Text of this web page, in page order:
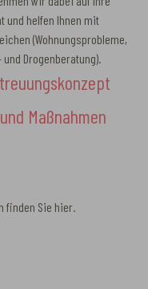
und helfen Ihnen mit
(Wohnungsprobleme,
Drogenberatung).
Maßnahmen
finden Sie hier.